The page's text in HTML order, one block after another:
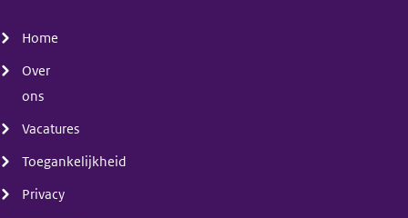
Home
Over
ons
Vacatures
Toegankelijkheid
Privacy